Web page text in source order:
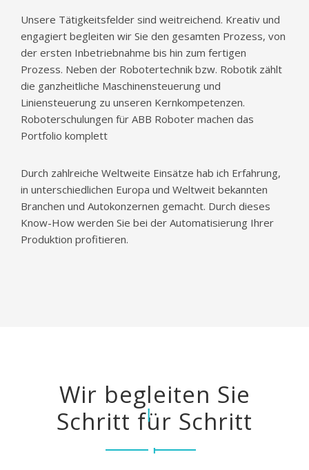
Unsere Tätigkeitsfelder sind weitreichend. Kreativ und
engagiert begleiten wir Sie den gesamten Prozess, von
der ersten Inbetriebnahme bis hin zum fertigen
Prozess. Neben der Robotertechnik bzw. Robotik zählt
die ganzheitliche Maschinensteuerung und
Liniensteuerung zu unseren Kernkompetenzen.
Roboterschulungen für ABB Roboter machen das
Portfolio komplett
Durch zahlreiche Weltweite Einsätze hab ich Erfahrung,
in unterschiedlichen Europa und Weltweit bekannten
Branchen und Autokonzernen gemacht. Durch dieses
Know-How werden Sie bei der Automatisierung Ihrer
Produktion profitieren.
Wir begleiten Sie
Schritt für Schritt